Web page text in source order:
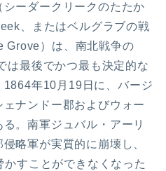
シーダークリークのたたか
、またはベルグラブの戦
）は、南北戦争の
は最後でかつ最も決定的な
1864年10月19日に、バージ
ナンドー郡およびウォー
。南軍ジュバル・アーリ
略軍が実質的に崩壊し、
すことができなくなった